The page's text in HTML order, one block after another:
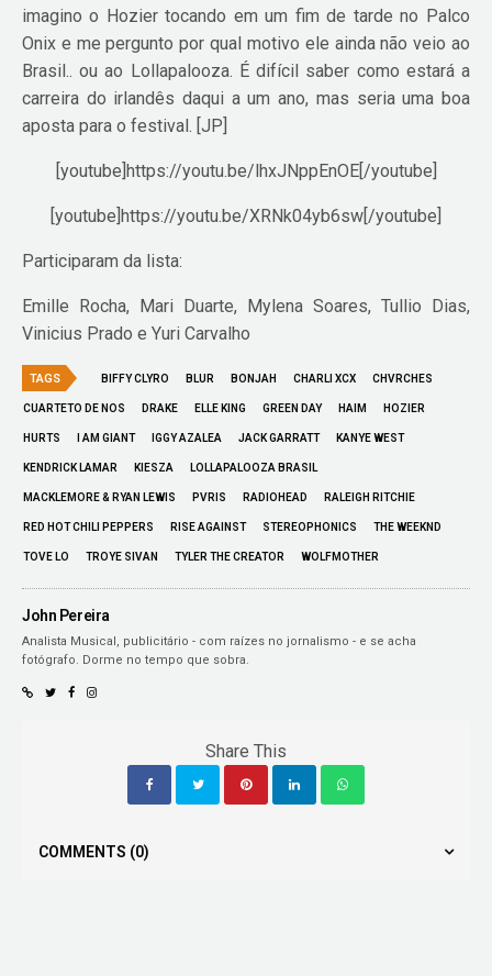
imagino o Hozier tocando em um fim de tarde no Palco
Onix e me pergunto por qual motivo ele ainda não veio ao
Brasil.. ou ao Lollapalooza. É difícil saber como estará a
carreira do irlandês daqui a um ano, mas seria uma boa
aposta para o festival. [JP]
[youtube]https://youtu.be/lhxJNppEnOE[/youtube]
[youtube]https://youtu.be/XRNk04yb6sw[/youtube]
Participaram da lista:
Emille Rocha, Mari Duarte, Mylena Soares, Tullio Dias,
Vinicius Prado e Yuri Carvalho
TAGS BIFFY CLYRO BLUR BONJAH CHARLI XCX CHVRCHES
CUARTETO DE NOS DRAKE ELLE KING GREEN DAY HAIM HOZIER
HURTS I AM GIANT IGGY AZALEA JACK GARRATT KANYE WEST
KENDRICK LAMAR KIESZA LOLLAPALOOZA BRASIL
MACKLEMORE & RYAN LEWIS PVRIS RADIOHEAD RALEIGH RITCHIE
RED HOT CHILI PEPPERS RISE AGAINST STEREOPHONICS THE WEEKND
TOVE LO TROYE SIVAN TYLER THE CREATOR WOLFMOTHER
John Pereira
Analista Musical, publicitário - com raízes no jornalismo - e se acha
fotógrafo. Dorme no tempo que sobra.
Share This
COMMENTS (0)